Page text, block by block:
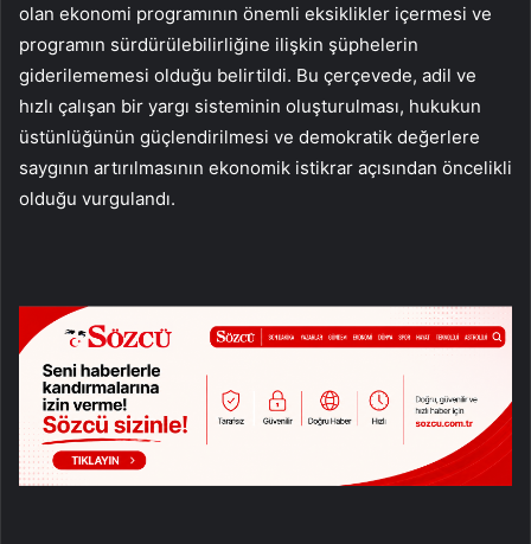
olan ekonomi programının önemli eksiklikler içermesi ve
programın sürdürülebilirliğine ilişkin şüphelerin
giderilememesi olduğu belirtildi. Bu çerçevede, adil ve
hızlı çalışan bir yargı sisteminin oluşturulması, hukukun
üstünlüğünün güçlendirilmesi ve demokratik değerlere
saygının artırılmasının ekonomik istikrar açısından öncelikli
olduğu vurgulandı.